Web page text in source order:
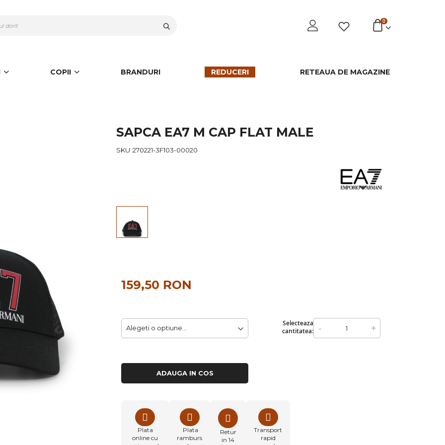
0
COPII BRANDURI REDUCERI RETEAUA DE MAGAZINE
SAPCA EA7 M CAP FLAT MALE
SKU 270221-3F103-00020
Selecteaza
cantitatea:
- +
159,50 RON
ADAUGA IN COS
Plata
online cu
Plata
ramburs
Retur
in 14
Transport
rapid